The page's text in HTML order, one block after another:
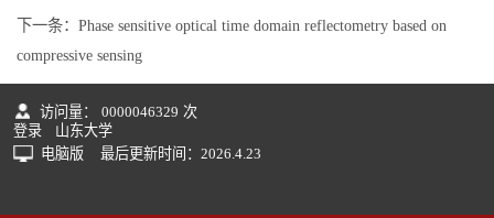
下一条： Phase sensitive optical time domain reflectometry based on
compressive sensing
访问量： 0000046329 次
登录
山东大学
电脑版
最后更新时间： 2026 4. 23